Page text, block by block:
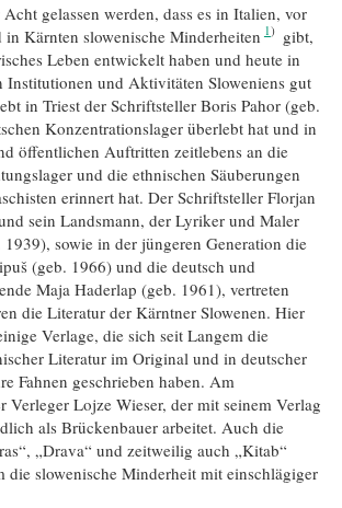
gelassen werden, dass es in Italien, vor
Kärnten slowenische Minderheiten 1
gibt,
Leben entwickelt haben und heute in
Institutionen und Aktivitäten Sloweniens gut
in Triest der Schriftsteller Boris Pahor (geb.
Konzentrationslager überlebt hat und in
öffentlichen Auftritten zeitlebens an die
und die ethnischen Säuberungen
erinnert hat. Der Schriftsteller Florjan
sein Landsmann, der Lyriker und Maler
1939), sowie in der jüngeren Generation die
(geb. 1966) und die deutsch und
Maja Haderlap (geb. 1961), vertreten
die Literatur der Kärntner Slowenen. Hier
Verlage, die sich seit Langem die
Literatur im Original und in deutscher
Fahnen geschrieben haben. Am
Verleger Lojze Wieser, der mit seinem Verlag
als Brückenbauer arbeitet. Auch die
„Drava“ und zeitweilig auch „Kitab“
die slowenische Minderheit mit einschlägiger